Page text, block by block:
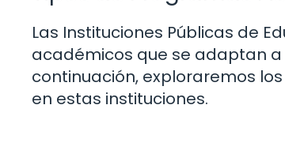
Las Instituciones Públicas de
académicos que se adaptan
continuación, exploraremos
en estas instituciones.